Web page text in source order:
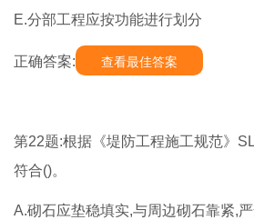
E.分部工程应按功能进行划分
正确答案: 查看最佳答案
第22题:根据《堤防工程施工规范》
符合()。
A.砌石应垫稳填实,与周边砌石靠紧,